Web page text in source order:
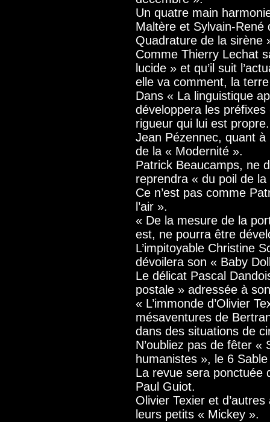
Un quatre main
Maltère et Sylvain-René
Quadrature de la sirène
Comme Thierry Lechat
lucide » et qu’il suit
elle va comment, la
Dans « La linguistique
développera les
rigueur qui lui est propre.
Jean Pézennec, quant
de la « Modernité ».
Patrick Beaucamps, ne
reprendra « du poil de
Ce n’est pas comme
l’air ».
« De la mesure de la
est, ne pourra être
L’impitoyable Christine
dévoilera son « Baby
Le délicat Pascal
postale » adressée à
« L’immonde d’Olivier
mésaventures de
dans des situations de
N’oubliez pas de fêter
humanistes », le 6
La revue sera ponctuée
Paul Guiot.
Olivier Texier et
leurs petits « Mickey ».